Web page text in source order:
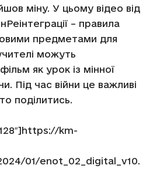
міну. У цьому відео від
– правила
предметами для
можуть
як урок із мінної
Під час війни це важливі
поділитись.
km-
01/enot_02_digital_v10.